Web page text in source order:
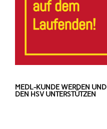
MEDL-KUNDE WERDEN UND
DEN HSV UNTERSTÜTZEN